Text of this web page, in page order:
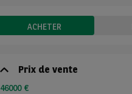
ACHETER
Prix de vente
46000 €